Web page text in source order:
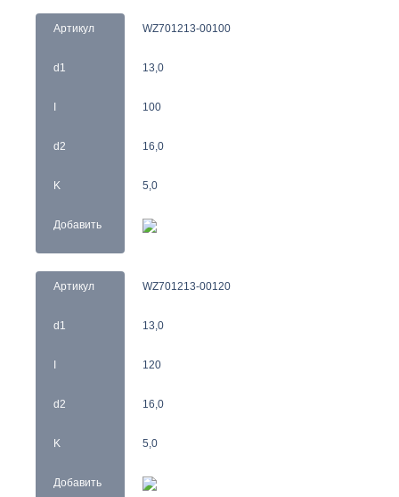
Артикул
d1
I
d2
K
Добавить
WZ701213-00100
13,0
100
16,0
5,0
Артикул
d1
I
d2
K
Добавить
WZ701213-00120
13,0
120
16,0
5,0